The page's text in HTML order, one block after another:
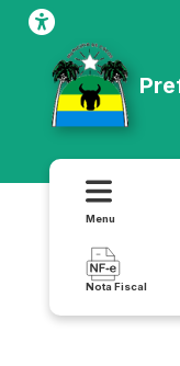
Menu
Nota Fiscal